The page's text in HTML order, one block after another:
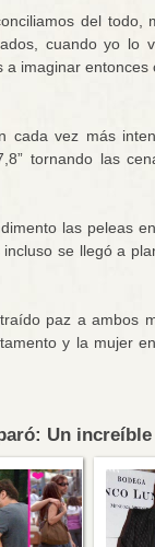
del todo,
cuando yo lo
imaginar
cada vez más
tornando las
las peleas
se llegó a
paz a ambos
y la mujer
Un increíble